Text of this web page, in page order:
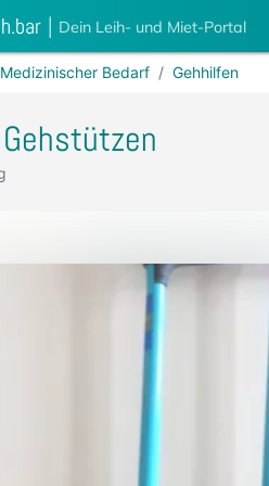
| Dein Leih- und Miet-Portal
Medizinischer Bedarf Gehhilfen